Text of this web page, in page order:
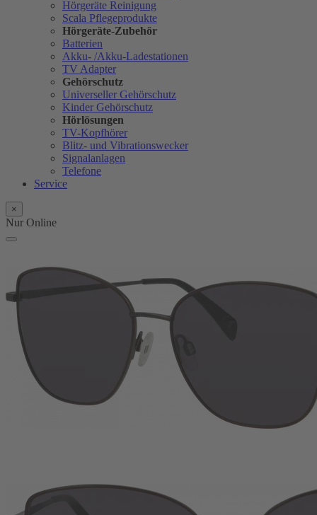
Hörgeräte Reinigung
Scala Pflegeprodukte
Hörgeräte-Zubehör
Batterien
Akku- /Akku-Ladestationen
TV Adapter
Gehörschutz
Universeller Gehörschutz
Kinder Gehörschutz
Hörlösungen
TV-Kopfhörer
Blitz- und Vibrationswecker
Signalanlagen
Telefone
Service
×
Nur Online